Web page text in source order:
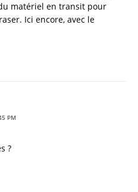
matériel en transit pour
Ici encore, avec le
PM
?